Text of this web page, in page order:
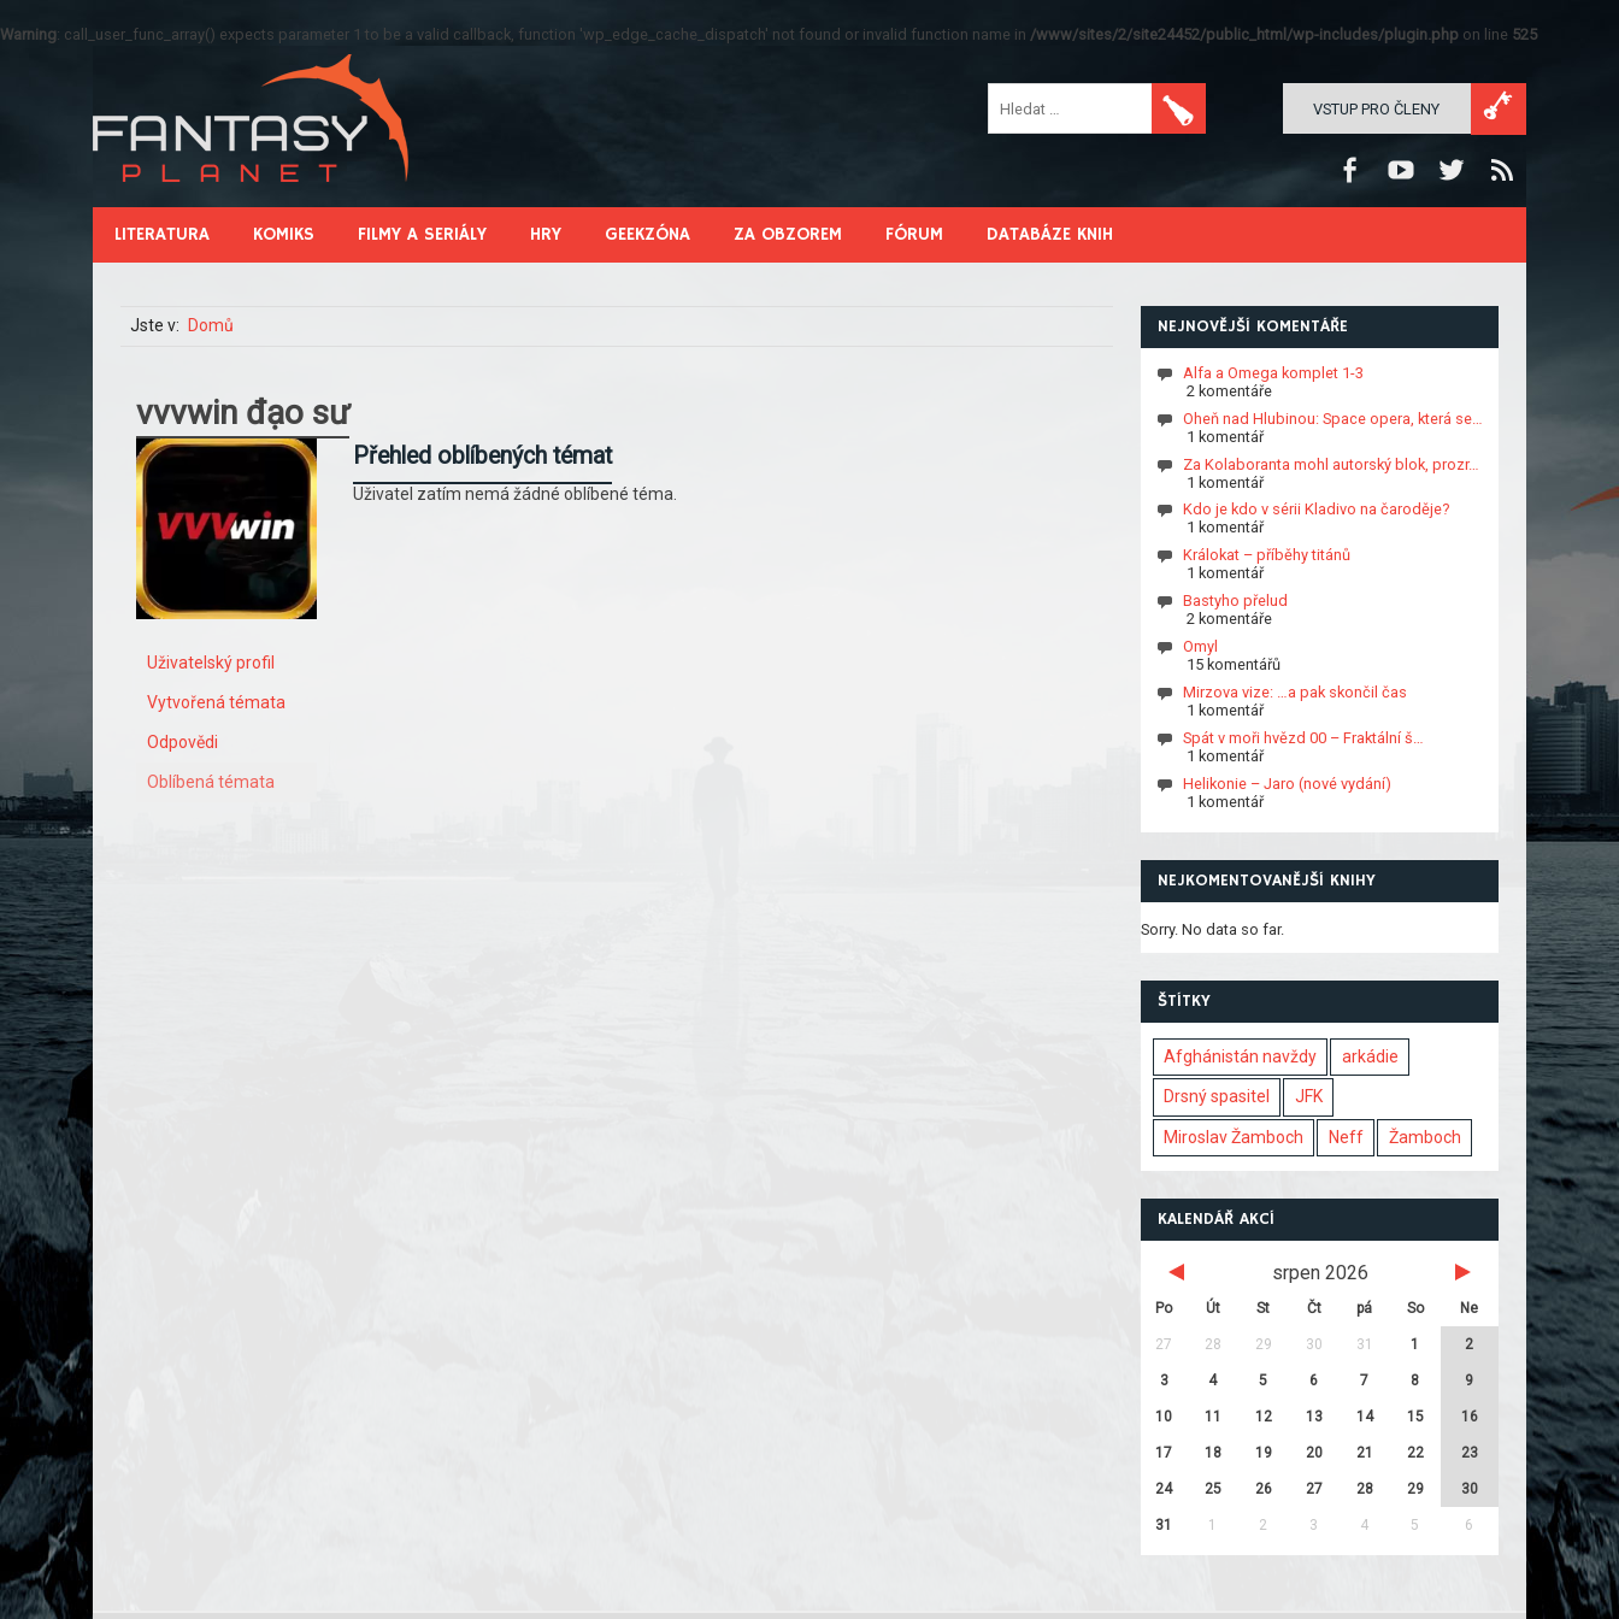
Warning: call_user_func_array() expects parameter 1 to be a valid callback, function 'wp_edge_cache_dispatch' not found or invalid function name in /www/sites/2/site24452/public_html/wp-includes/plugin.php on line 525
VSTUP PRO ČLENY
LITERATURA KOMIKS FILMY A SERIÁLY HRY GEEKZÓNA ZA OBZOREM FÓRUM DATABÁZE KNIH
Jste v: Domů
vvvwin đạo sư
Uživatelský profil
Vytvořená témata
Odpovědi
Oblíbená témata
Přehled oblíbených témat
Uživatel zatím nemá žádné oblíbené téma.
NEJNOVĚJŠÍ KOMENTÁŘE
Alfa a Omega komplet 1-3
2 komentáře
Oheň nad Hlubinou: Space opera, která se…
1 komentář
Za Kolaboranta mohl autorský blok, prozr…
1 komentář
Kdo je kdo v sérii Kladivo na čaroděje?
1 komentář
Králokat – příběhy titánů
1 komentář
Bastyho přelud
2 komentáře
Omyl
15 komentářů
Mirzova vize: …a pak skončil čas
1 komentář
Spát v moři hvězd 00 – Fraktální š…
1 komentář
Helikonie – Jaro (nové vydání)
1 komentář
NEJKOMENTOVANĚJŠÍ KNIHY
Sorry. No data so far.
ŠTÍTKY
Afghánistán navždy arkádie
Drsný spasitel JFK
Miroslav Žamboch Neff Žamboch
KALENDÁŘ AKCÍ
srpen 2026
Po Út St Čt pá So Ne
27 28 29 30 31 1 2
3 4 5 6 7 8 9
10 11 12 13 14 15 16
17 18 19 20 21 22 23
24 25 26 27 28 29 30
31 1 2 3 4 5 6